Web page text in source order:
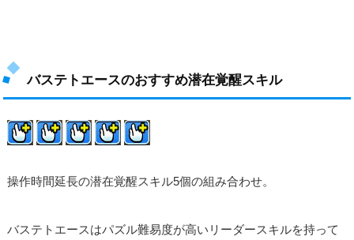
バステトエースのおすすめ潜在覚醒スキル
操作時間延長の潜在覚醒スキル5個の組み合わせ。
バステトエースはパズル難易度が高いリーダースキルを持って